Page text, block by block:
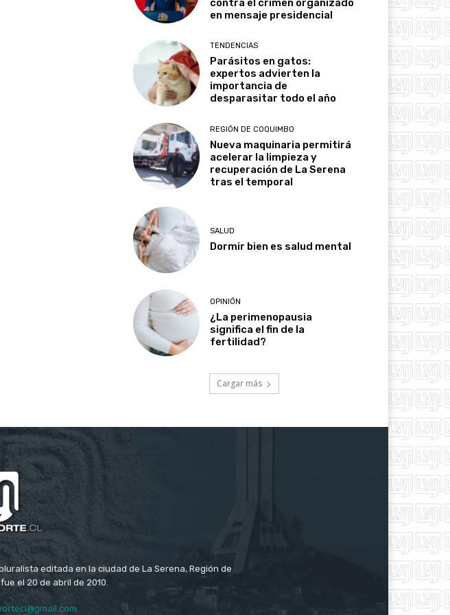
contra el crimen organizado
en mensaje presidencial
TENDENCIAS
Parásitos en gatos:
expertos advierten la
importancia de
desparasitar todo el año
REGIÓN DE COQUIMBO
Nueva maquinaria permitirá
acelerar la limpieza y
recuperación de La Serena
tras el temporal
SALUD
Dormir bien es salud mental
OPINIÓN
¿La perimenopausia
significa el fin de la
fertilidad?
Cargar más
editada en la ciudad de La Serena, Región de
el 20 de abril de 2010.